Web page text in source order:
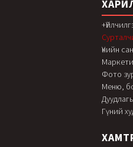
Үнийн
Фото
Меню,
Гүний